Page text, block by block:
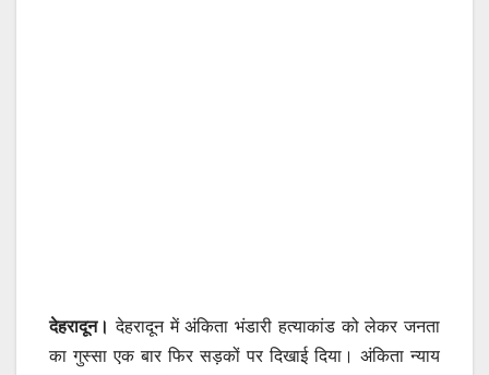
देहरादून। देहरादून में अंकिता भंडारी हत्याकांड को लेकर जनता
का गुस्सा एक बार फिर सड़कों पर दिखाई दिया। अंकिता न्याय